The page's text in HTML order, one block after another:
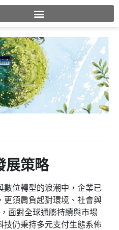
展策略
數位轉型的浪潮中，企業已
更須肩負起對環境、社會與
面對全球通膨持續與市場
技仍秉持多元支付生態系佈